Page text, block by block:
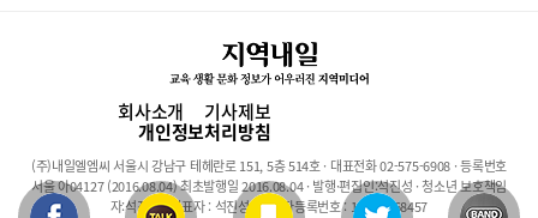
회사소개 기사제보
개인정보처리방침
(주)내일엘엠씨 서울시 강남구 테헤란로 151, 5층 514호 · 대표전화 02-575-6908 · 등록번호
서울 아04127 (2016.08.04) 최초발행일 2016.08.04 · 발행·편집인:석진성 · 청소년 보호책임
자:석진성 · 대표자 : 석진성 · 사업자등록번호 : 101-86-68457